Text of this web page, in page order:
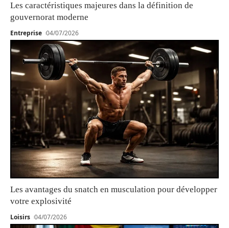
Les caractéristiques majeures dans la définition de
gouvernorat moderne
Entreprise 04/07/2026
Les avantages du snatch en musculation pour développer
votre explosivité
Loisirs 04/07/2026